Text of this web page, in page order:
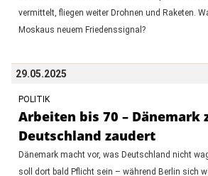
vermittelt, fliegen weiter Drohnen und Raketen.
Moskaus neuem Friedenssignal?
29.05.2025
POLITIK
Arbeiten bis 70 – Dänemark
Deutschland zaudert
Dänemark macht vor, was Deutschland nicht
soll dort bald Pflicht sein – während Berlin sich